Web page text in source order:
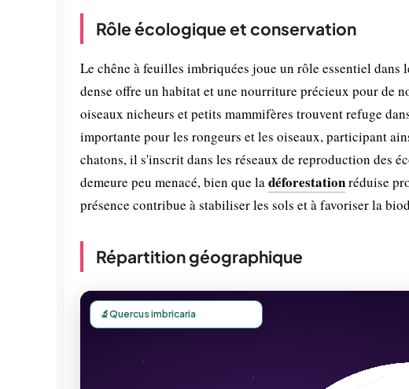
Rôle écologique et conservation
Le chêne à feuilles imbriquées joue un rôle essentiel
dense offre un habitat et une nourriture précieux pour de
oiseaux nicheurs et petits mammifères trouvent refuge
importante pour les rongeurs et les oiseaux, participant
chatons, il s'inscrit dans les réseaux de reproduction des
demeure peu menacé, bien que ladéforestationréduise
présence contribue à stabiliser les sols et à favoriser la
Répartition géographique